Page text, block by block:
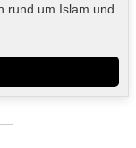
rund um Islam und